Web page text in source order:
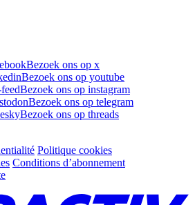
Bezoek ons op x
Bezoek ons op youtube
Bezoek ons op instagram
Bezoek ons op telegram
Bezoek ons op threads
Politique cookies
Conditions d’abonnement